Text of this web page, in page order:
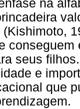
na
seus
e
que